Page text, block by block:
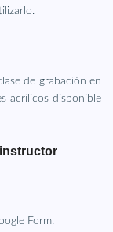
de grabación en
acrílicos disponible
Form.